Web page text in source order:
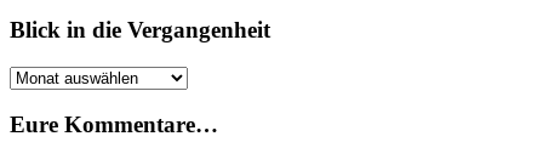
Blick in die Vergangenheit
Blick
die
Eure Kommentare…